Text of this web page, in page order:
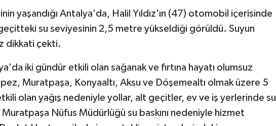
yaşandığı Antalya'da, Halil Yıldız'ın (47) otomobil içerisinde
su seviyesinin 2,5 metre yükseldiği görüldü. Suyun
dikkati çekti.
iki gündür etkili olan sağanak ve fırtına hayatı olumsuz
Muratpaşa, Konyaaltı, Aksu ve Döşemealtı olmak üzere 5
olan yağış nedeniyle yollar, alt geçitler, ev ve iş yerlerinde su
Muratpaşa Nüfus Müdürlüğü su baskını nedeniyle hizmet